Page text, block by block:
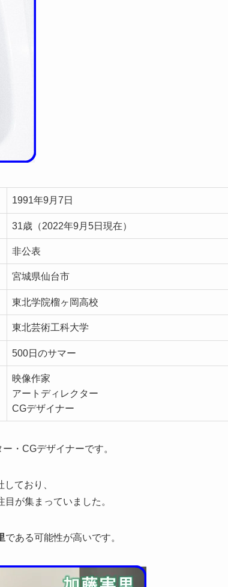
1991年9月7日
31歳（2022年9月5日現在）
非公表
宮城県仙台市
東北学院榴ヶ岡高校
東北芸術工科大学
500日のサマー
映像作家
アートディレクター
CGデザイナー
・CGデザイナーです。
しており、
目が集まっていました。
である可能性が高いです。